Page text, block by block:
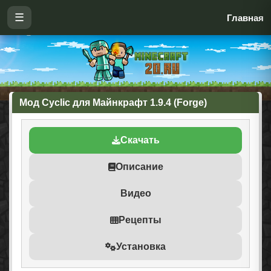
☰ Главная
Мод Cyclic для Майнкрафт 1.9.4 (Forge)
Скачать
Описание
Видео
Рецепты
Установка